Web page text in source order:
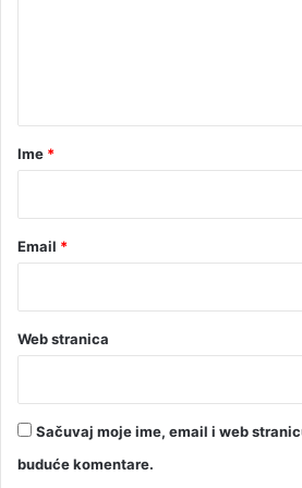
u
p
a
rIme *
Email *
Web stranica
Sačuvaj moje ime, email i web
buduće komentare.